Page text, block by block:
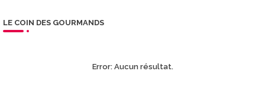
LE COIN DES GOURMANDS
Error:Aucun résultat.